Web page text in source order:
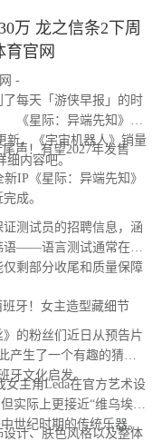
万 龙之信条2下周
育官网
-
每天「游侠早报」的时
《星际：异端先知》开
新，《宇宙机器人》销量
内容吧。
！有望2027年发售
IP《星际：异端先知》
成。
测试员的招聘信息，涵
语——语言测试通常在游
剩部分收尾和质量保障
牙！女主造型藏细节
的粉丝们近日从预告片
产生了一个有趣的猜测
文化启发。
主角Leda在官方艺术设
实际上更接近“维乌埃拉
世纪时期的传统乐器。
计、肤色风格以及整体